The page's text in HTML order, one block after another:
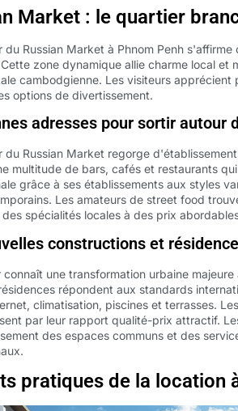
Market : le quartier
du Russian Market à Phnom Penh
zone dynamique allie charme local et
cambodgienne. Les visiteurs apprécient
options de divertissement.
adresses pour sortir autour
du Russian Market regorge
multitude de bars, cafés et restaurants
grâce à ses établissements aux styles
Les amateurs de street food
spécialités locales à des prix
constructions et
connaît une transformation urbaine
répondent aux standards
climatisation, piscines et terrasses.
par leur rapport qualité-prix attractif.
des espaces communs et des
pratiques de la location